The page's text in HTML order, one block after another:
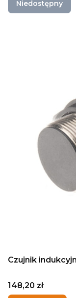
Niedostępny
Czujnik
Cena
148,20 zł